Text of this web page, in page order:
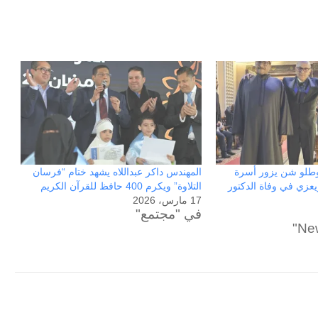
شن يزور أسرة
في وفاة الدكتور
المهندس داكر عبداللاه يشهد ختام “فرسان
التلاوة” ويكرم 400 حافظ للقرآن الكريم
17 مارس، 2026
في "مجتمع"
كورش
إلى
اليوم
إلى اليوم